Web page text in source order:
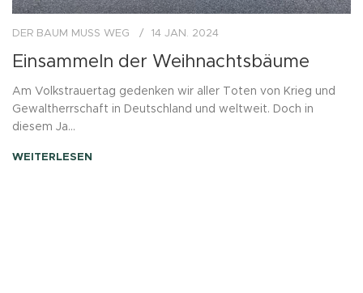
DER BAUM MUSS WEG 14 JAN. 2024
Einsammeln der Weihnachtsbäume
Am Volkstrauertag gedenken wir aller Toten von Krieg und
Gewaltherrschaft in Deutschland und weltweit. Doch in
diesem Ja...
WEITERLESEN